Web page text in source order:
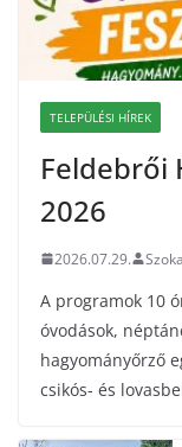
TELEPÜLÉSI HÍREK
Feldebrői
2026
2026.07.29.
A programok 10
óvodások,
hagyományőrző
csikós- és